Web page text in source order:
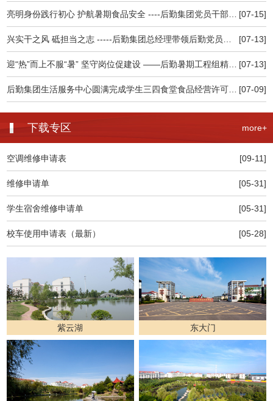
[07-15]
亮明身份践行初心 护航暑期食品安全 ----后勤集团党员干部深入食堂一线查食品保安全
[07-13]
兴实干之风 砥担当之志 -----后勤集团总经理带领后勤党员干部认真观看高校党 组织示范微党课
[07-13]
迎“热”而上不服“暑” 坚守岗位促建设 ——后勤暑期工程组精细管理忠诚履职全力推进暑期建设
[07-09]
后勤集团生活服务中心圆满完成学生三四食堂食品经营许可延续及现场核查工作
下载专区 more+
[09-11]
空调维修申请表
[05-31]
维修申请单
[05-31]
学生宿舍维修申请单
[05-28]
校车使用申请表（最新）
紫云湖 东大门